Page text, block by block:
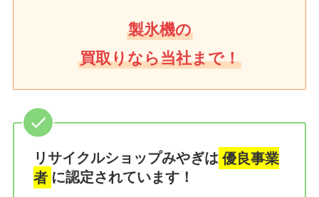
製氷機の
買取りなら当社まで！
リサイクルショップみやぎは 優良事業
者 に認定されています！